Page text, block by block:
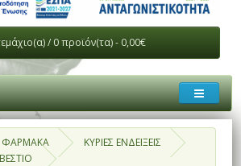
/ 0 προϊόν(τα) - 0,00€
ΦΑΡΜΑΚΑ
ΚΥΡΙΕΣ ΕΝΔΕΙΞΕΙΣ